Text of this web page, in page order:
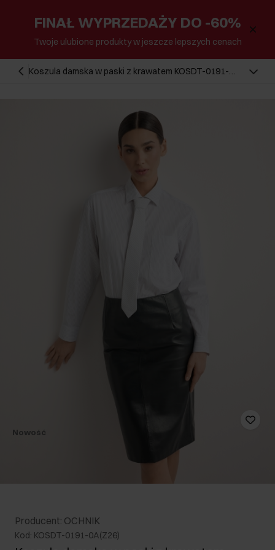
FINAŁ WYPRZEDAŻY DO -60%
Twoje ulubione produkty w jeszcze lepszych cenach
Koszula damska w paski z krawatem KOSDT-0191-
Nowość
Producent: OCHNIK
Kod: KOSDT-0191-0A(Z26)